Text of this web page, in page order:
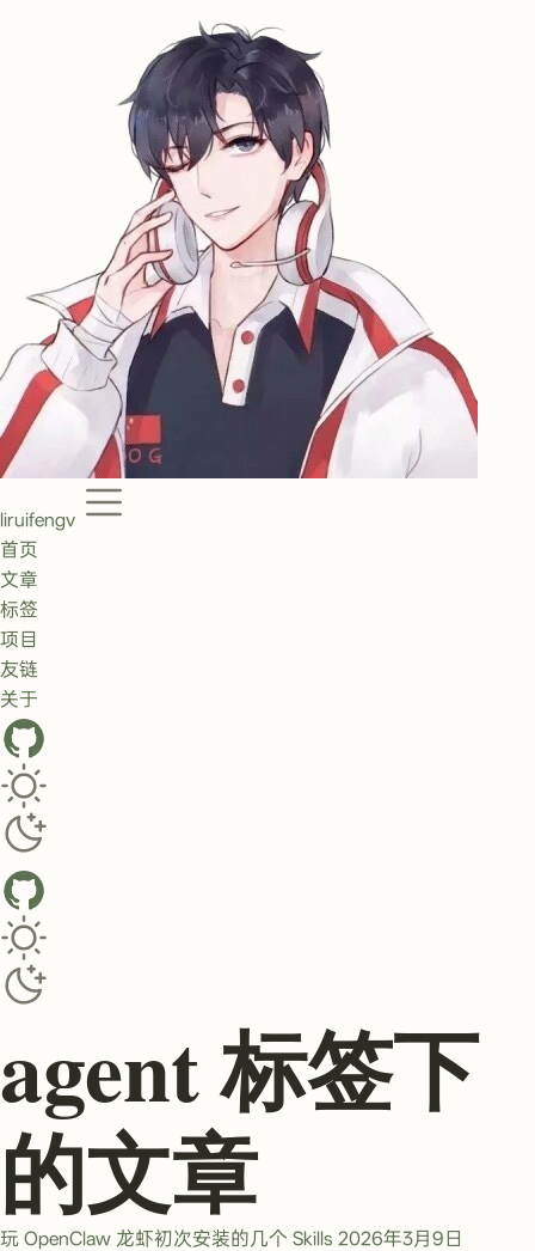
liruifengv
Menu
首页
文章
标签
项目
友链
关于
GitHub
Toggle dark/light theme
Toggle dark/light theme
agent 标签下
的文章
玩 OpenClaw 龙虾初次安装的几个 Skills 2026年3月9日